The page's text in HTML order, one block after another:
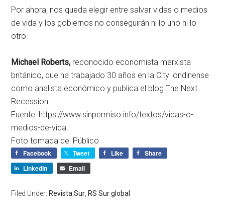
Por ahora, nos queda elegir entre salvar vidas o medios
de vida y los gobiernos no conseguirán ni lo uno ni lo
otro.
Michael Roberts, reconocido economista marxista
británico, que ha trabajado 30 años en la City londinense
como analista económico y publica el blog The Next
Recession.
Fuente: https://www.sinpermiso.info/textos/vidas-o-
medios-de-vida
Foto tomada de: Público
Facebook Tweet Like
Share
LinkedIn
Email
Filed Under: Revista Sur RS Sur global